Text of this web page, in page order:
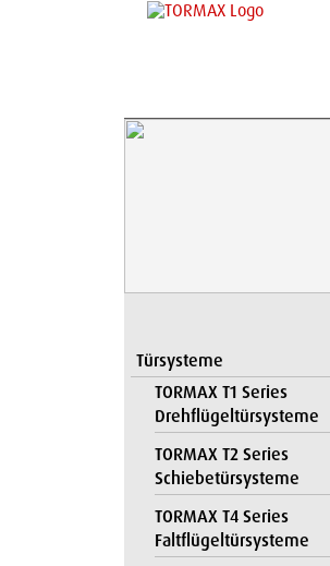
Türsysteme
TORMAX T1 Series
Drehflügeltürsysteme
TORMAX T2 Series
Schiebetürsysteme
TORMAX T4 Series
Faltflügeltürsysteme